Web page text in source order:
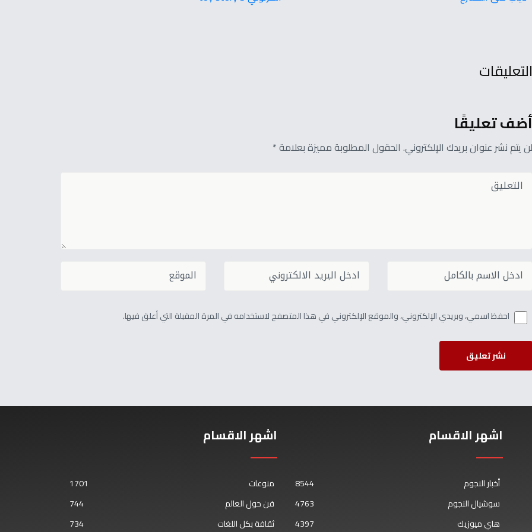
التعليقات
أضف تعليقًا
لن يتم نشر عنوان بريدك الإلكتروني. الحقول المطلوبة مميزة بعلامة *
احفظ اسمي، وبريدي الإلكتروني، والموقع الإلكتروني في هذا المتصفح لاستخدامه في المرة المقبلة التي أعلق فيها.
نشر تعليق
اشهر الاقسام
أخبار النجوم
8544
سوشيال النجوم
4763
هاي ميوزيك
4397
اشهر الاقسام
منوعات
1701
فن حول العالم
744
ثقافة بكل اللغات
734